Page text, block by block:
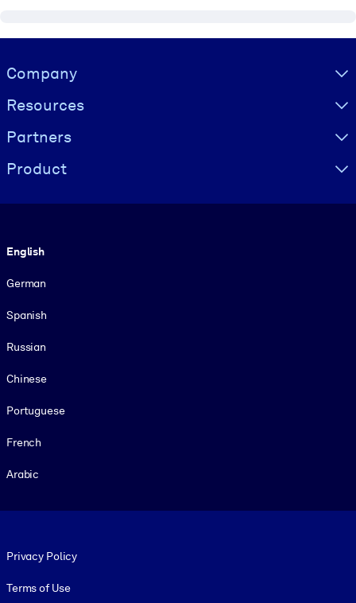
Visually hidden Text
Company
Resources
Partners
Product
English
German
Spanish
Russian
Chinese
Portuguese
French
Arabic
Privacy Policy
Terms of Use